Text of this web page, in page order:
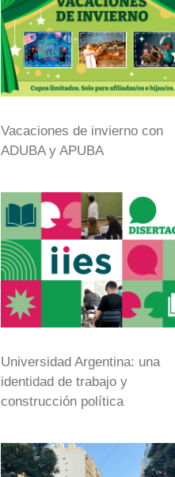
Vacaciones de invierno con
ADUBA y APUBA
Universidad Argentina: una
identidad de trabajo y
construcción política